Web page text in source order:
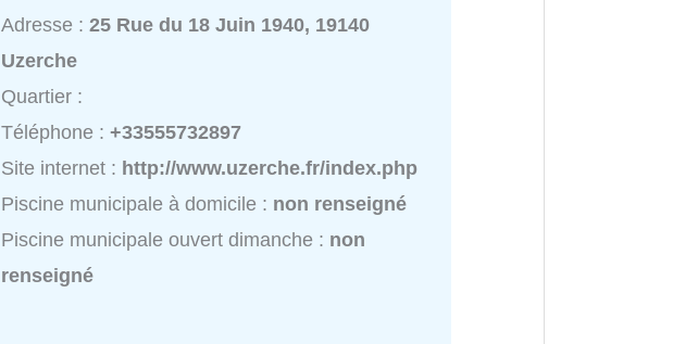
Adresse :25 Rue du 18 Juin 1940, 19140
Uzerche
Quartier :
Téléphone :+33555732897
Site internet : http://www.uzerche.fr/index.php
Piscine municipale à domicile : non renseigné
Piscine municipale ouvert dimanche : non
renseigné